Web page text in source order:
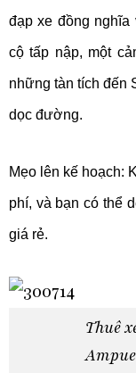
đạp xe đồng
cộ tấp nập, một
những tàn tích đến
dọc đường.
Mẹo lên kế hoạch:
phí, và bạn có thể
giá rẻ.
Thuê